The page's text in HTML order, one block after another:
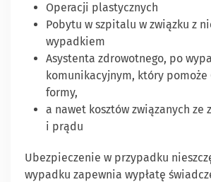
Operacji plastycznych
Pobytu w szpitalu w związku z
wypadkiem
Asystenta zdrowotnego, po
komunikacyjnym, który pomoże
formy,
a nawet kosztów związanych ze
i prądu
Ubezpieczenie w przypadku
wypadku zapewnia wypłatę